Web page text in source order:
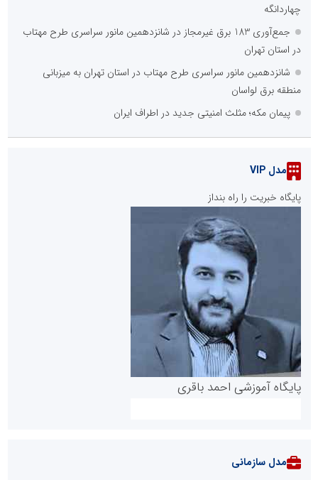
چهاردانگه
جمع‌آوری 183 برق غیرمجاز در شانزدهمین مانور سراسری طرح مهتاب
در استان تهران
شانزدهمین مانور سراسری طرح مهتاب در استان تهران به میزبانی
منطقه برق لواسان
پیمان مکه؛ مثلث امنیتی جدید در اطراف ایران
مدل VIP
پایگاه خبریت را راه بنداز
پایگاه آموزشی احمد باقری
مدل سازمانی